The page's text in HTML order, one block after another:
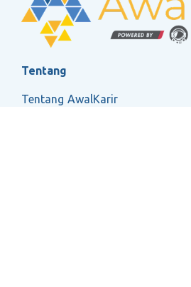
Tentang
Tentang AwalKarir